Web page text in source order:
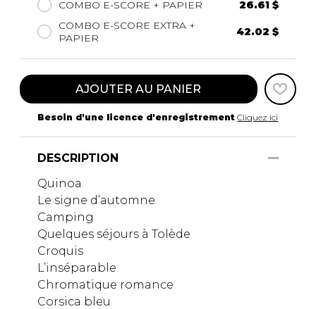
COMBO E-SCORE + PAPIER
26.61 $
COMBO E-SCORE EXTRA +
PAPIER
42.02 $
AJOUTER AU PANIER
Besoin d'une licence d'enregistrement Cliquez ici
DESCRIPTION
Quinoa
Le signe d’automne
Camping
Quelques séjours à Tolède
Croquis
L’inséparable
Chromatique romance
Corsica bleu